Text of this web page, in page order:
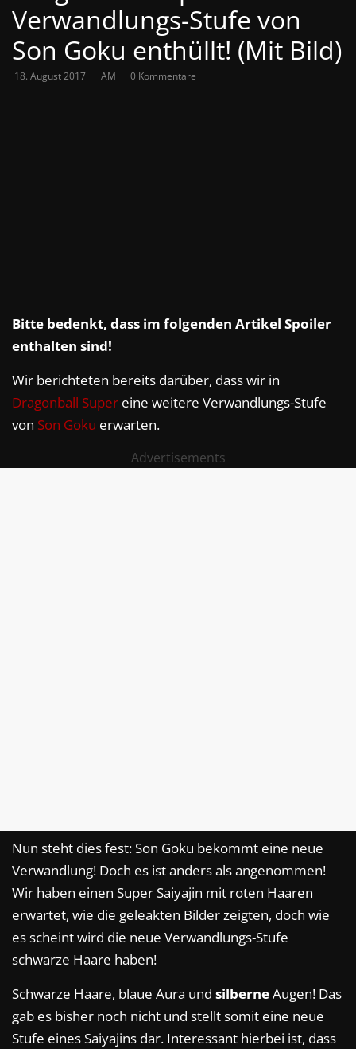
Verwandlungs-Stufe von
Son Goku enthüllt! (Mit Bild)
18. August 2017 AM 0 Kommentare
Bitte bedenkt, dass im folgenden Artikel Spoiler
enthalten sind!
Wir berichteten bereits darüber, dass wir in
Dragonball Super eine weitere Verwandlungs-Stufe
von Son Goku erwarten.
Advertisements
Nun steht dies fest: Son Goku bekommt eine neue
Verwandlung! Doch es ist anders als angenommen!
Wir haben einen Super Saiyajin mit roten Haaren
erwartet, wie die geleakten Bilder zeigten, doch wie
es scheint wird die neue Verwandlungs-Stufe
schwarze Haare haben!
Schwarze Haare, blaue Aura und silberneAugen! Das
gab es bisher noch nicht und stellt somit eine neue
Stufe eines Saiyajins dar. Interessant hierbei ist, dass